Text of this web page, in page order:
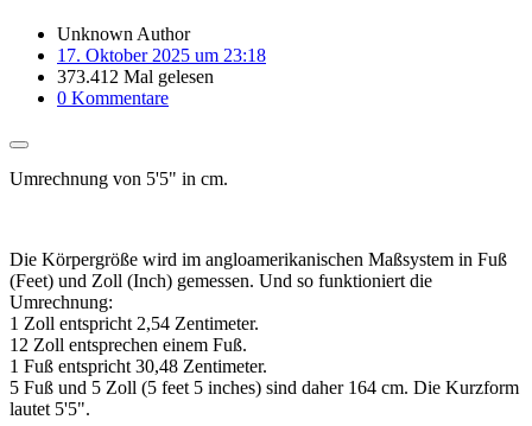
Unknown Author
17. Oktober 2025 um 23:18
373.412 Mal gelesen
0 Kommentare
Umrechnung von 5'5" in cm.
Die Körpergröße wird im angloamerikanischen Maßsystem in Fuß
(Feet) und Zoll (Inch) gemessen. Und so funktioniert die
Umrechnung:
1 Zoll entspricht 2,54 Zentimeter.
12 Zoll entsprechen einem Fuß.
1 Fuß entspricht 30,48 Zentimeter.
5 Fuß und 5 Zoll (5 feet 5 inches) sind daher 164 cm. Die Kurzform
lautet 5'5".